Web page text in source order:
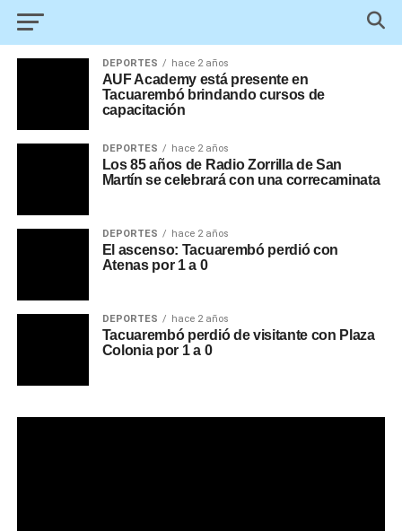
DEPORTES hace 2 años
AUF Academy está presente en
Tacuarembó brindando cursos de
capacitación
DEPORTES hace 2 años
Los 85 años de Radio Zorrilla de San
Martín se celebrará con una correcaminata
DEPORTES hace 2 años
El ascenso: Tacuarembó perdió con
Atenas por 1 a 0
DEPORTES hace 2 años
Tacuarembó perdió de visitante con Plaza
Colonia por 1 a 0